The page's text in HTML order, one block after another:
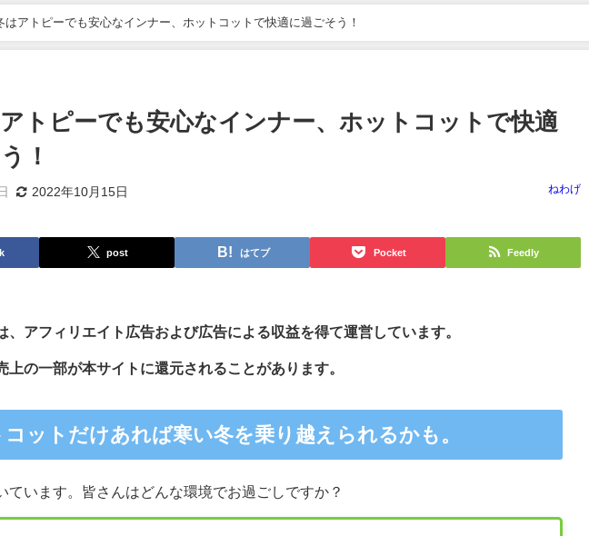
はアトピーでも安心なインナー、ホットコットで快適に過ごそう！
トピーでも安心なインナー、ホットコットで快適
！
2022年10月15日 ねわげ
post はてブ Pocket Feedly
、アフィリエイト広告および広告による収益を得て運営しています。
上の一部が本サイトに還元されることがあります。
ットだけあれば寒い冬を乗り越えられるかも。
ています。皆さんはどんな環境でお過ごしですか？